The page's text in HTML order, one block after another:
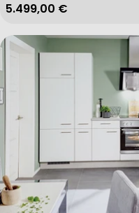
Regulärer Preis
5.499,00 €